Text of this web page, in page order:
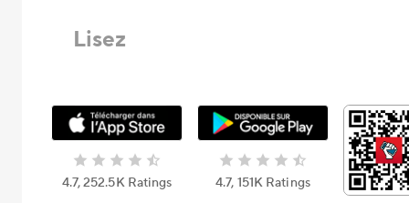
Lisez
4.7, 252.5К Ratings 4.7, 151К Ratings